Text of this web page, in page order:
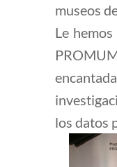
museos
Le
los datos